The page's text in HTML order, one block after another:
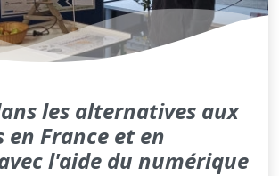
les alternatives aux
en France et en
l'aide du numérique